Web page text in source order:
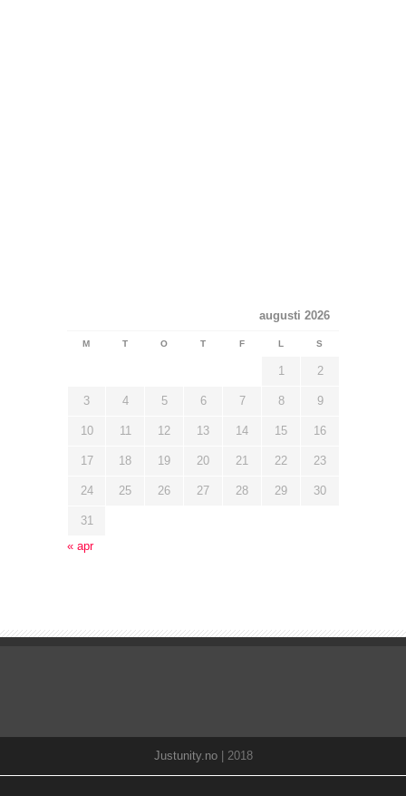
augusti 2026
M T O T F L S
1 2
3 4 5 6 7 8 9
10 11 12 13 14 15 16
17 18 19 20 21 22 23
24 25 26 27 28 29 30
31
« apr
Justunity.no| 2018